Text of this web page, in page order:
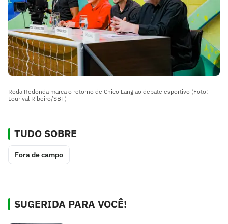
Roda Redonda marca o retorno de Chico Lang ao debate esportivo (Foto:
Lourival Ribeiro/SBT)
TUDO SOBRE
Fora de campo
SUGERIDA PARA VOCÊ!